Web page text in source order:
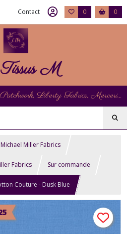
Contact 0 0
M
Boutique en ligne de Tissus Patchwork, Liberty Fabrics, Mercerie et Matériel de Point de Croix
Michael Miller Fabrics
Fabrics Sur commande
Couture - Dusk Blue